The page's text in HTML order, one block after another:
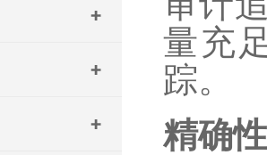
量充
踪。
精确